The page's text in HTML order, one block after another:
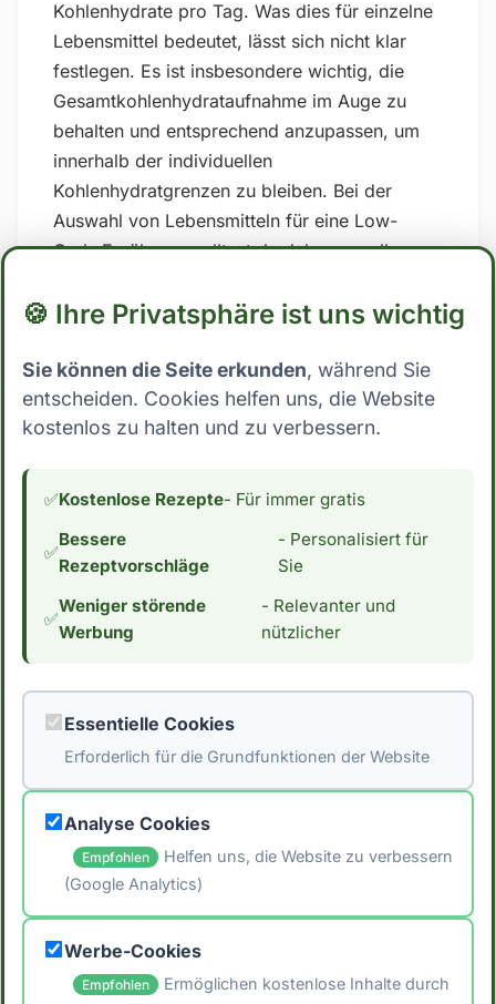
Kohlenhydrate pro Tag. Was dies für einzelne
Lebensmittel bedeutet, lässt sich nicht klar
festlegen. Es ist insbesondere wichtig, die
Gesamtkohlenhydrataufnahme im Auge zu
behalten und entsprechend anzupassen, um
innerhalb der individuellen
Kohlenhydratgrenzen zu bleiben. Bei der
Auswahl von Lebensmitteln für eine Low-
Carb-Ernährung solltest du daher vor allem
Lebensmittel verzichten und stattdessen auf
und Ballaststoffen ist. ## Low Carb Ernährung:
Wo steht Petit Beurre? Mit 70.2 Gramm
Kohlenhydrate pro 100g essbarer Anteil fällt
Low Carb. Dies schließt die Zutat für
reduzieren möchten, aus. Wenn du an einer
Low Carb Ernährung interessiert bist,
interessiert dich vielleicht auch der
Kaloriengehalt. Mit 431 Kalorien pro 100g
durchschnittlichen Kaloriengehalt. *Hinweis:
Die Daten stammen aus der [Schweizer
Nährwertdatenbank]
(https://naehrwertdaten.ch/de/).*
🖨️ Artikel drucken
🍪 Ihre Privatsphäre ist uns wichtig
Sie können die Seite erkunden, während Sie
entscheiden. Cookies helfen uns, die Website
kostenlos zu halten und zu verbessern.
✅Kostenlose Rezepte- Für immer gratis
✅
Bessere
Rezeptvorschläge
- Personalisiert für
Sie
✅
Weniger störende
Werbung
- Relevanter und
nützlicher
Essentielle Cookies
Erforderlich für die Grundfunktionen der Website
Analyse Cookies
Empfohlen
Helfen uns, die Website zu verbessern
(Google Analytics)
Werbe-Cookies
Empfohlen
Ermöglichen kostenlose Inhalte durch